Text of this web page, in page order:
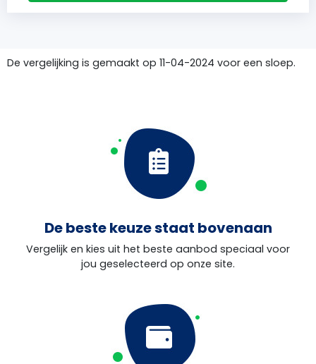
De vergelijking is gemaakt op 11-04-2024 voor een sloep.
De beste keuze staat bovenaan
Vergelijk en kies uit het beste aanbod speciaal voor
jou geselecteerd op onze site.